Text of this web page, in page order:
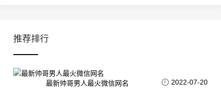
推荐排行
最新帅哥男人最火微信网名 2022-07-20